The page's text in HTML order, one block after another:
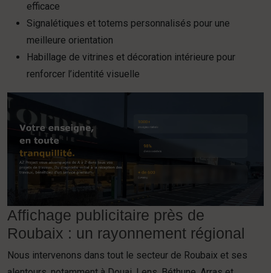
efficace
Signalétiques et totems personnalisés pour une
meilleure orientation
Habillage de vitrines et décoration intérieure pour
renforcer l’identité visuelle
Affichage publicitaire près de
Roubaix : un rayonnement régional
Nous intervenons dans tout le secteur de Roubaix et ses